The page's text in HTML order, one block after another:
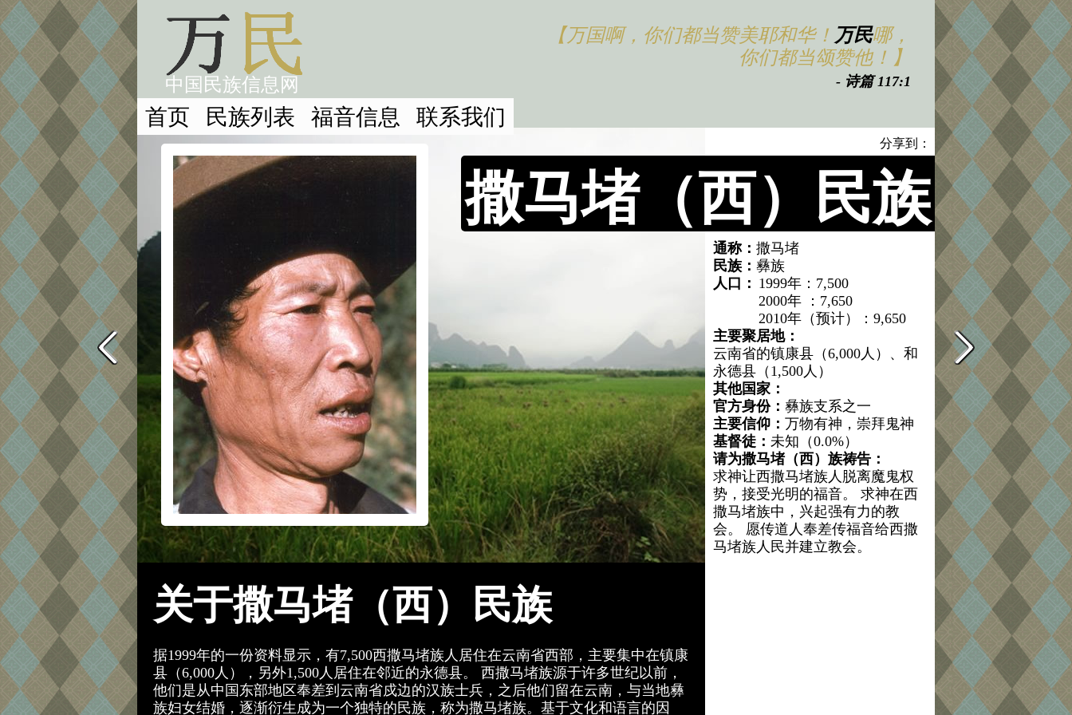
中国民族信息网
首页 民族列表 福音信息 联系我们
【万国啊，你们都当赞美耶和华！ 万民哪，
你们都当颂赞他！】
- 诗篇 117:1
关于撒马堵（西）民族
据1999年的一份资料显示，有7,500西撒马堵族人居住在云南省西部，主要集中在镇康
县（6,000人），另外1,500人居住在邻近的永德县。 西撒马堵族源于许多世纪以前，
他们是从中国东部地区奉差到云南省戍边的汉族士兵，之后他们留在云南，与当地彝
族妇女结婚，逐渐衍生成为一个独特的民族，称为撒马堵族。基于文化和语言的因
分享到：
撒马堵（西）民族
通称： 撒马堵
民族： 彝族
人口： 1999年：7,500
2000年 ：7,650
2010年（预计）：9,650
主要聚居地：
云南省的镇康县（6,000人）、和
永德县（1,500人）
其他国家：
官方身份： 彝族支系之一
主要信仰： 万物有神，崇拜鬼神
基督徒： 未知（0.0%）
请为撒马堵（西）族祷告：
求神让西撒马堵族人脱离魔鬼权
势，接受光明的福音。 求神在西
撒马堵族中，兴起强有力的教
会。 愿传道人奉差传福音给西撒
马堵族人民并建立教会。